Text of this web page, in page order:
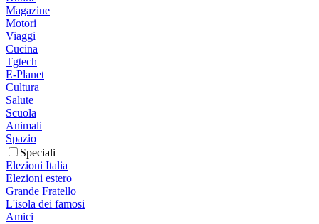
Magazine
Motori
Viaggi
Cucina
Tgtech
E-Planet
Cultura
Salute
Scuola
Animali
Spazio
Speciali
Elezioni Italia
Elezioni estero
Grande Fratello
L'isola dei famosi
Amici